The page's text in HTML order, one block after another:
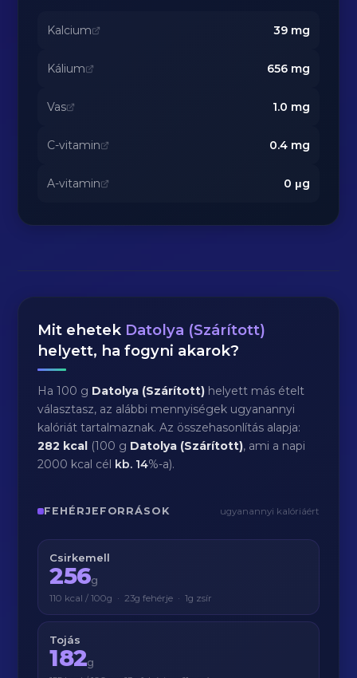
Kalcium 39mg
Kálium 656mg
Vas 1.0 mg
C-vitamin 0.4mg
A-vitamin 0 μg
Mit ehetek Datolya (Szárított)
helyett, ha fogyni akarok?
Ha 100 g Datolya (Szárított) helyett más ételt
választasz, az alábbi mennyiségek ugyanannyi
kalóriát tartalmaznak. Az összehasonlítás alapja:
282 kcal (100 g Datolya (Szárított), ami a napi
2000 kcal cél kb. 14%-a).
FEHÉRJEFORRÁSOK ugyanannyi kalóriáért
Csirkemell
256g
110 kcal / 100g · 23g fehérje · 1g zsír
Tojás
182g